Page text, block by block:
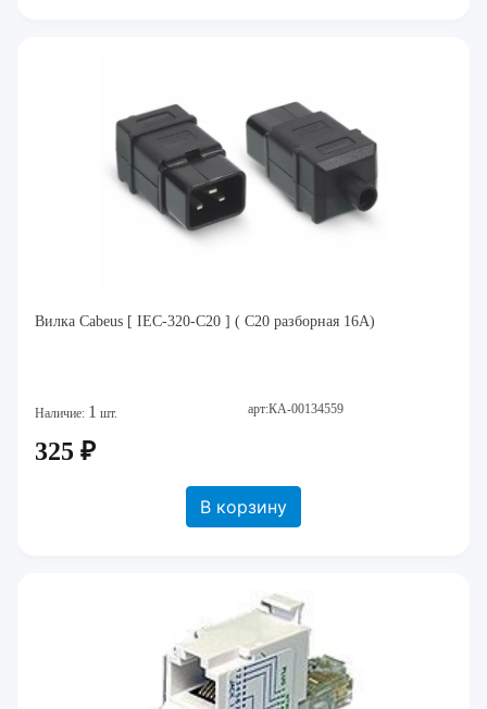
Вилка Cabeus [ IEC-320-C20 ] ( С20 разборная 16А)
Наличие: 1 шт. арт:КА-00134559
325 ₽
В корзину